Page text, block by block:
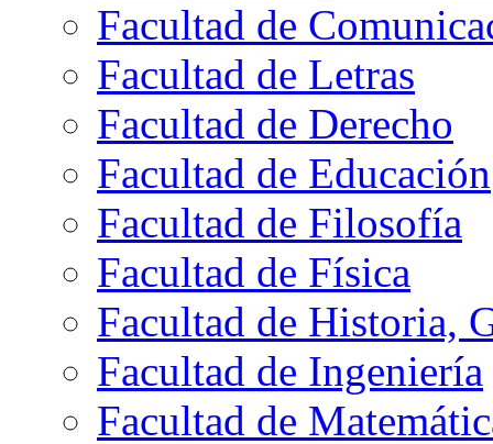
Facultad de
Facultad de Letras
Facultad de Derecho
Facultad de Educación
Facultad de Filosofía
Facultad de Física
Facultad de Historia,
Facultad de Ingeniería
Facultad de